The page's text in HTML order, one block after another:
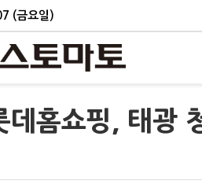
(금요일)
데홈쇼핑, 태광